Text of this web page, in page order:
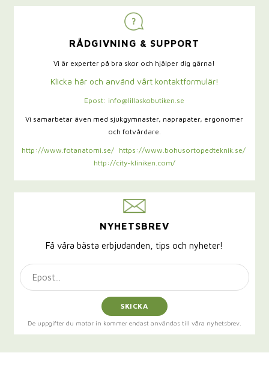
RÅDGIVNING & SUPPORT
Vi är experter på bra skor och hjälper dig gärna!
Klicka här och använd vårt kontaktformulär!
Epost: info@lillaskobutiken.se
Vi samarbetar även med sjukgymnaster, naprapater, ergonomer
och fotvårdare.
http://www.fotanatomi.se/
https://www.bohusortopedteknik.se/
http://city-kliniken.com/
NYHETSBREV
Få våra bästa erbjudanden, tips och nyheter!
SKICKA
De uppgifter du matar in kommer endast användas till våra nyhetsbrev.